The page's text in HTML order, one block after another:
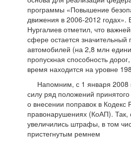
программы «Повышение
движения в 2006-2012
Нургалиев отметил, что
сфере остается значительный
автомобилей (на 2,8 млн
пропускная способность
время находится на уровне
Напомним, с 1 января 2008
силу ряд положений
о внесении поправок в
правонарушениях (КоАП). Так,
увеличились штрафы, в том
пристегнутым ремнем